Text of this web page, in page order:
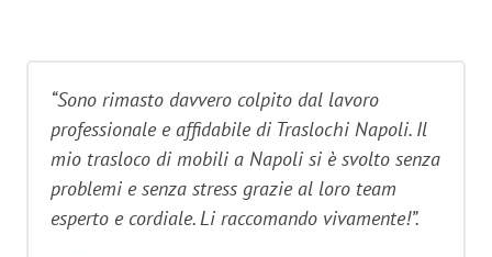
“Sono rimasto davvero colpito dal lavoro
professionale e affidabile di Traslochi Napoli. Il
mio trasloco di mobili a Napoli si è svolto senza
problemi e senza stress grazie al loro team
esperto e cordiale. Li raccomando vivamente!”.